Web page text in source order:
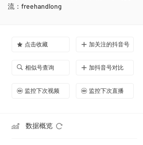
流：freehandlong
点击收藏 加关注的抖音号
相似号查询 加抖音号对比
监控下次视频 监控下次直播
数据概览